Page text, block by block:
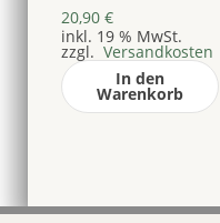
20,90 €
inkl. 19 % MwSt.
zzgl. Versandkosten
In den
Warenkorb